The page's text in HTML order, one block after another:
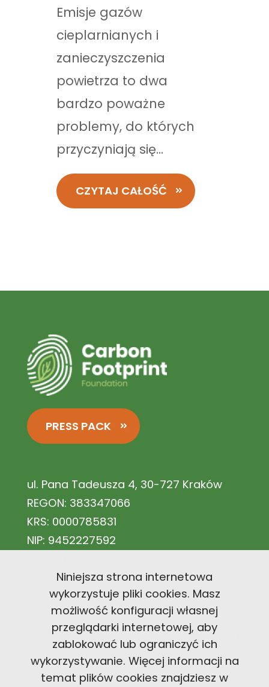
Niniejsza strona internetowa
wykorzystuje pliki cookies. Masz
możliwość konfiguracji własnej
przeglądarki internetowej, aby
zablokować lub ograniczyć ich
wykorzystywanie. Więcej informacji na
temat plików cookies znajdziesz w
Emisje gazów
cieplarnianych i
zanieczyszczenia
powietrza to dwa
bardzo poważne
problemy, do których
przyczyniają się...
CZYTAJ CAŁOŚĆ
PRESS PACK
ul. Pana Tadeusza 4, 30-727 Kraków
REGON: 383347066
KRS: 0000785831
NIP: 9452227592
+48 726 300 494